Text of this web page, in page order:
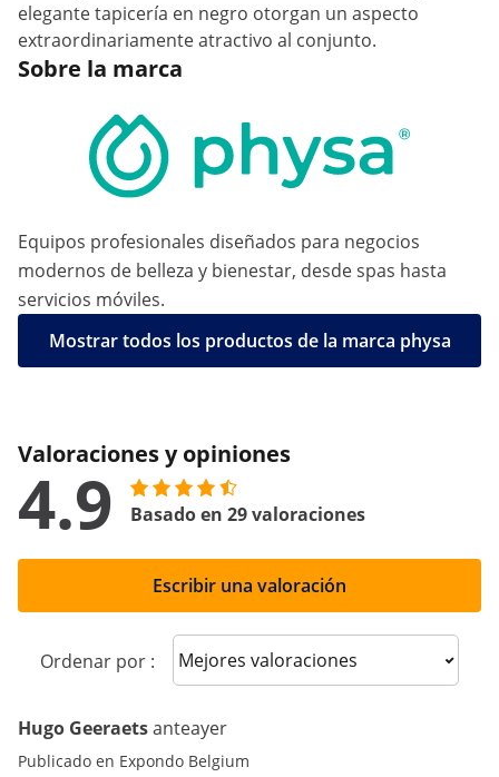
elegante tapicería en negro otorgan un aspecto
extraordinariamente atractivo al conjunto.
Sobre la marca
Equipos profesionales diseñados para negocios
modernos de belleza y bienestar, desde spas hasta
servicios móviles.
Mostrar todos los productos de la marca physa
Valoraciones y opiniones
4.9 Basado en 29 valoraciones
Escribir una valoración
Ordenar por : Sort reviews
Hugo Geeraetsanteayer
Publicado en Expondo Belgium